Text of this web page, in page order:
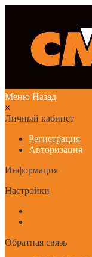
Меню Назад
×
Личный кабинет
Регистрация
Авторизация
Информация
Настройки
Обратная связь